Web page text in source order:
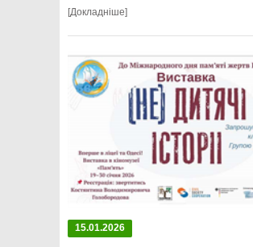
[Докладніше]
15.01.2026